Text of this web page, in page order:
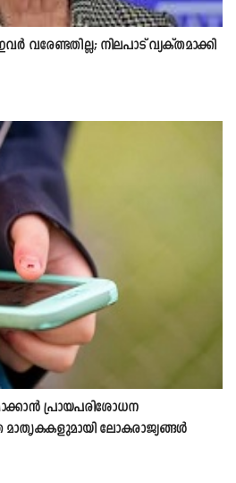
വരേണ്ടതില്ല; നിലപാട് വ്യക്തമാക്കി
പ്രായപരിശോധന
ലോകരാജ്യങ്ങൾ